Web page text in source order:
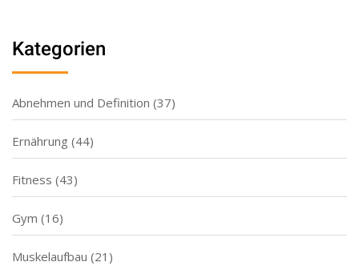
Kategorien
Abnehmen und Definition (37)
Ernährung (44)
Fitness (43)
Gym (16)
Muskelaufbau (21)